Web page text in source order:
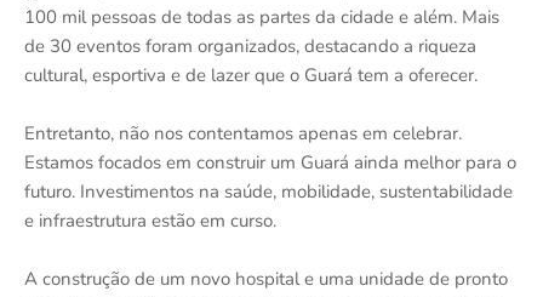
100 mil pessoas de todas as partes da cidade e além. Mais
de 30 eventos foram organizados, destacando a riqueza
cultural, esportiva e de lazer que o Guará tem a oferecer.
Entretanto, não nos contentamos apenas em celebrar.
Estamos focados em construir um Guará ainda melhor para o
futuro. Investimentos na saúde, mobilidade, sustentabilidade
e infraestrutura estão em curso.
A construção de um novo hospital e uma unidade de pronto